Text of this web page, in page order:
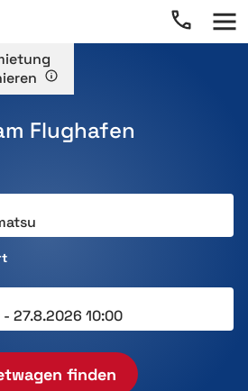
Flughafen
finden